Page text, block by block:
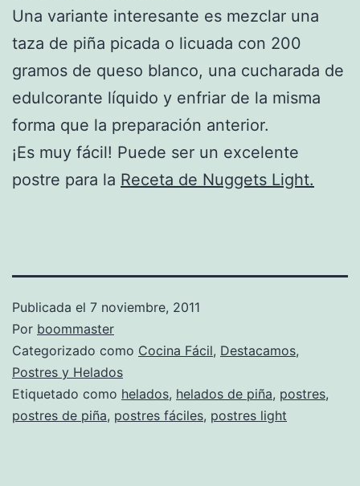
Una variante interesante es mezclar una
taza de piña picada o licuada con 200
gramos de queso blanco, una cucharada de
edulcorante líquido y enfriar de la misma
forma que la preparación anterior.
¡Es muy fácil! Puede ser un excelente
postre para la Receta de Nuggets Light.
Publicada el 7 noviembre, 2011
Por boommaster
Categorizado como Cocina Fácil, Destacamos,
Postres y Helados
Etiquetado como helados, helados de piña, postres,
postres de piña, postres fáciles, postres light